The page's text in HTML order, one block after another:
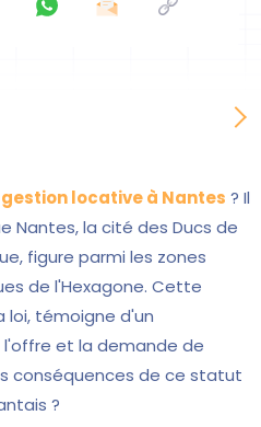
gestion locative à Nantes ? Il
Nantes, la cité des Ducs de
figure parmi les zones
de l'Hexagone. Cette
loi, témoigne d'un
et la demande de
conséquences de ce statut
?